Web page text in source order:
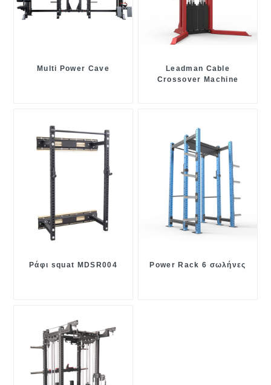
Multi Power Cave
Leadman Cable
Crossover Machine
Ράφι squat MDSR004 Power Rack 6 σωλήνες